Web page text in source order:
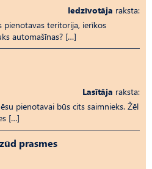
Iedzīvotāja raksta:
pienotavas teritorija, ierīkos
automašīnas? […]
Lasītāja raksta:
pienotavai būs cits saimnieks. Žēl
[…]
prasmes